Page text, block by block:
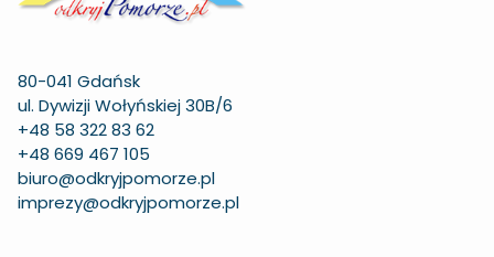
80-041 Gdańsk
ul. Dywizji Wołyńskiej 30B/6
+48 58 322 83 62
+48 669 467 105
biuro@odkryjpomorze.pl
imprezy@odkryjpomorze.pl